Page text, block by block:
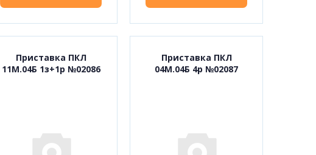
Приставка ПКЛ
11М.04Б 1з+1р №02086
Приставка ПКЛ
04М.04Б 4р №02087